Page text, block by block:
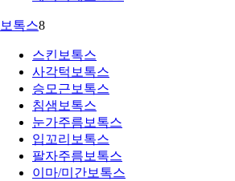
보톡스8
스킨보톡스
사각턱보톡스
승모근보톡스
침샘보톡스
눈가주름보톡스
입꼬리보톡스
팔자주름보톡스
이마/미간보톡스